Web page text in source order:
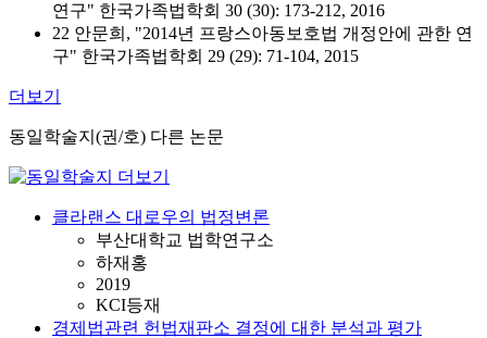
연구" 한국가족법학회 30 (30): 173-212, 2016
22 안문희, "2014년 프랑스아동보호법 개정안에 관한 연
구" 한국가족법학회 29 (29): 71-104, 2015
더보기
동일학술지(권/호) 다른 논문
클라랜스 대로우의 법정변론
부산대학교 법학연구소
하재홍
2019
KCI등재
경제법관련 헌법재판소 결정에 대한 분석과 평가